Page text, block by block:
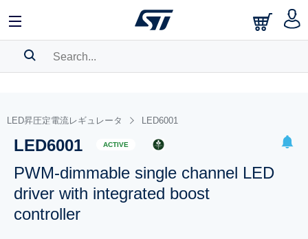
BOOKMARK
Pleaselog into show your saved searches.
LED昇圧定電流レギュレータ LED6001
LED6001 ACTIVE
PWM-dimmable single channel LED
driver with integrated boost
controller